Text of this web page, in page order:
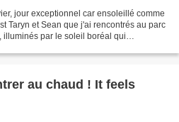
jour exceptionnel car ensoleillé comme
Taryn et Sean que j'ai rencontrés au parc
illuminés par le soleil boréal qui
au chaud ! It feels